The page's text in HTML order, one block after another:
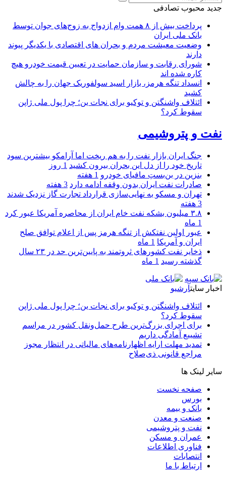
محبوب تصادفی
پرداخت بیش از ۸ همت وام ازدواج به زوج‌های جوان توسط
بانک ملی ایران
وضعیت معیشت مردم و بحران های اقتصادی با یکدیگر پیوند
دارند
شورای رقابت و سازمان حمایت در تعیین قیمت خودرو هیچ
کاره شده اند
انسداد تنگه هرمز، بازار اسید سولفوریک جهان را به چالش
کشید
ائتلاف واشنگتن و توکیو برای نجات ین؛ چرا پول ملی ژاپن
سقوط کرد؟
و پتروشیمی
جنگ ایران بازار نفت را به هم ریخت اما آرامکو بیشترین سود
تاریخ خود را از دل این بحران بیرون کشید 1 روز
بنزین در بن‌بستِ مافیای خودرو 1 هفته
صادرات نفت ایران بدون وقفه ادامه دارد 3 هفته
تهران و مسکو به نهایی‌سازی قرارداد تجارت گاز نزدیک شدند
۳.۸ میلیون بشکه نفت خام ایران از محاصره آمریکا عبور کرد
عبور اولین نفتکش از تنگه هرمز پس از اعلام توافق صلح
ایران و آمریکا 1 ماه
ذخایر نفت کشورهای ثروتمند به پایین‌ترین حد در ۲۳ سال
گذشته رسید 1 ماه
سایتآرشیو
ائتلاف واشنگتن و توکیو برای نجات ین؛ چرا پول ملی ژاپن
سقوط کرد؟
برای اجرای بزرگ‌ترین طرح حمل‌ونقل کشور در مراسم
تشییع آمادگی داریم
تمدید مهلت ارایه اظهارنامه‌های مالیاتی در انتظار مجوز
مراجع قانونی ذی‌‏صلاح
لینک ها
صفحه نخست
بورس
بانک و بیمه
صنعت و معدن
نفت و پتروشیمی
عمران و مسکن
فناوری اطلاعات
انتصابات
ارتباط با ما